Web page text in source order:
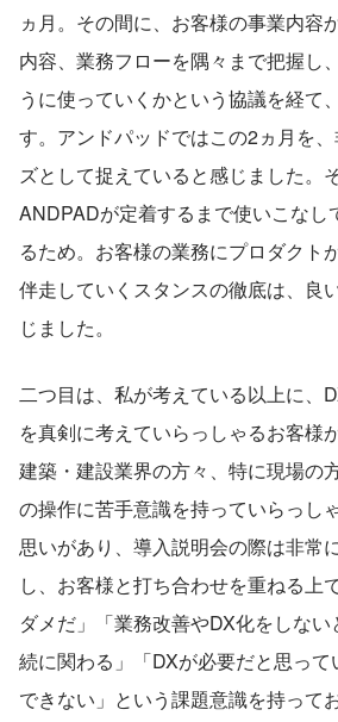
ヵ月。その間に、お客様の事業内容
内容、業務フローを隅々まで把握し
うに使っていくかという協議を経て
す。アンドパッドではこの2ヵ月を
ズとして捉えていると感じました。
ANDPADが定着するまで使いこなし
るため。お客様の業務にプロダクト
伴走していくスタンスの徹底は、良
じました。
二つ目は、私が考えている以上に、
を真剣に考えていらっしゃるお客様
建築・建設業界の方々、特に現場の
の操作に苦手意識を持っていらっし
思いがあり、導入説明会の際は非常
し、お客様と打ち合わせを重ねる上
ダメだ」「業務改善やDX化をしな
続に関わる」「DXが必要だと思っ
できない」という課題意識を持って